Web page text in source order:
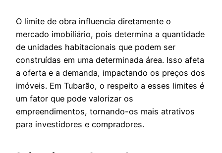
O limite de obra influencia diretamente o
mercado imobiliário, pois determina a quantidade
de unidades habitacionais que podem ser
construídas em uma determinada área. Isso afeta
a oferta e a demanda, impactando os preços dos
imóveis. Em Tubarão, o respeito a esses limites é
um fator que pode valorizar os
empreendimentos, tornando-os mais atrativos
para investidores e compradores.